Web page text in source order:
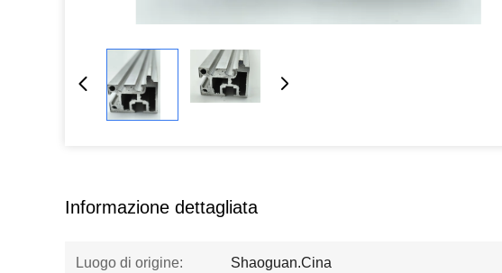
Informazione dettagliata
Luogo di origine: Shaoguan.Cina